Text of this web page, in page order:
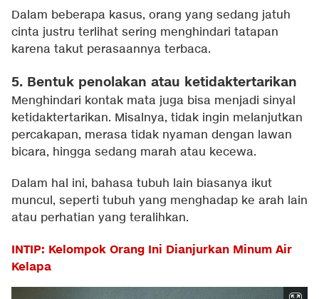
Dalam beberapa kasus, orang yang sedang jatuh
cinta justru terlihat sering menghindari tatapan
karena takut perasaannya terbaca.
5. Bentuk penolakan atau ketidaktertarikan
Menghindari kontak mata juga bisa menjadi sinyal
ketidaktertarikan. Misalnya, tidak ingin melanjutkan
percakapan, merasa tidak nyaman dengan lawan
bicara, hingga sedang marah atau kecewa.
Dalam hal ini, bahasa tubuh lain biasanya ikut
muncul, seperti tubuh yang menghadap ke arah lain
atau perhatian yang teralihkan.
INTIP: Kelompok Orang Ini Dianjurkan Minum Air
Kelapa